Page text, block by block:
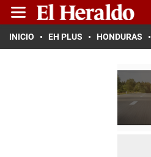
INICIO EH PLUS HONDURAS